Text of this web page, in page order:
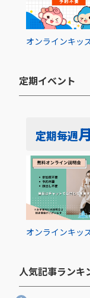
オンラインキッ
定期イベント​
定期毎週
オンラインキッ
人気記事ランキ